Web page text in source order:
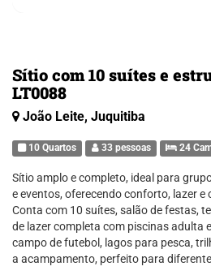
Sítio com 10 suítes e
LT0088
João Leite, Juquitiba
10 Quartos 33 pessoas 24
Sítio amplo e completo, ideal para
e eventos, oferecendo conforto, lazer
Conta com 10 suítes, salão de festas,
de lazer completa com piscinas adulta
campo de futebol, lagos para pesca,
a acampamento, perfeito para